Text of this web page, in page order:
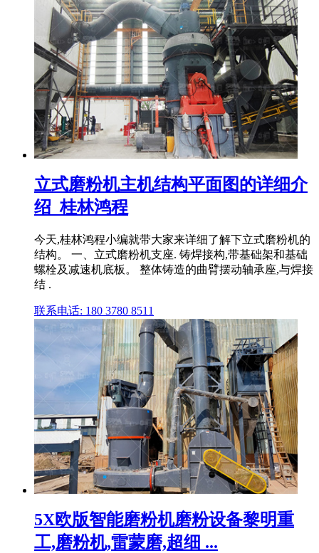
立式磨粉机主机结构平面图的详细介
绍_桂林鸿程
今天,桂林鸿程小编就带大家来详细了解下立式磨粉机的
结构。 一、立式磨粉机支座. 铸焊接构,带基础架和基础
螺栓及减速机底板。 整体铸造的曲臂摆动轴承座,与焊接
结 .
联系电话: 180 3780 8511
5X欧版智能磨粉机磨粉设备黎明重
工,磨粉机,雷蒙磨,超细 ...